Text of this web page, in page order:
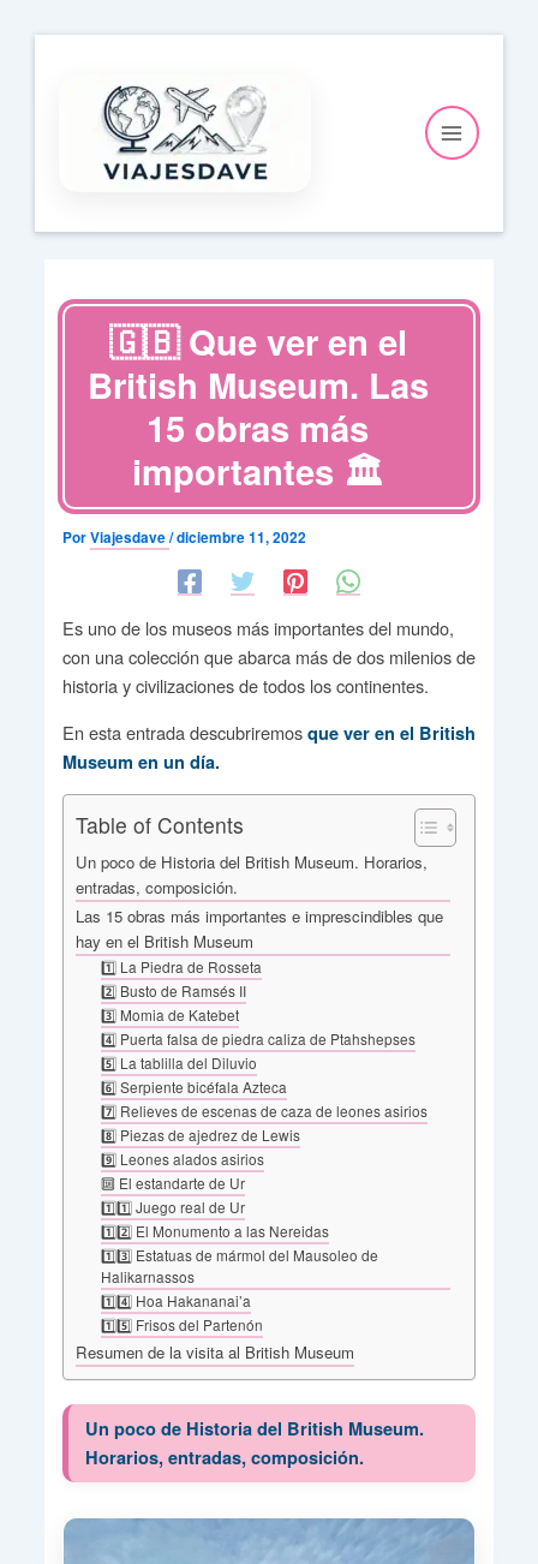
contenido
🇬🇧 Que ver en el
British Museum. Las
15 obras más
importantes 🏛️
PorViajesdave/diciembre 11, 2022
Es uno de los museos más importantes del mundo,
con una colección que abarca más de dos milenios de
historia y civilizaciones de todos los continentes.
En esta entrada descubriremos que ver en el British
Museum en un día.
Table of Contents
Un poco de Historia del British Museum. Horarios,
entradas, composición.
Las 15 obras más importantes e imprescindibles que
hay en el British Museum
1️⃣ La Piedra de Rosseta
2️⃣ Busto de Ramsés II
3️⃣ Momia de Katebet
4️⃣ Puerta falsa de piedra caliza de Ptahshepses
5️⃣ La tablilla del Diluvio
6️⃣ Serpiente bicéfala Azteca
7️⃣ Relieves de escenas de caza de leones asirios
8️⃣ Piezas de ajedrez de Lewis
9️⃣ Leones alados asirios
🔟 El estandarte de Ur
1️⃣1️⃣ Juego real de Ur
1️⃣2️⃣ El Monumento a las Nereidas
1️⃣3️⃣ Estatuas de mármol del Mausoleo de
Halikarnassos
1️⃣4️⃣ Hoa Hakananai’a
1️⃣5️⃣ Frisos del Partenón
Resumen de la visita al British Museum
Un poco de Historia del British Museum.
Horarios, entradas, composición.